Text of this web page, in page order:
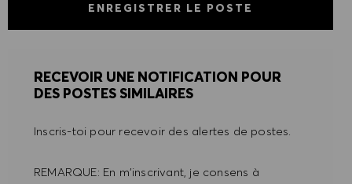
ENREGISTRER LE POSTE
RECEVOIR UNE NOTIFICATION POUR
DES POSTES SIMILAIRES
Inscris-toi pour recevoir des alertes de postes.
REMARQUE: En m'inscrivant, je consens à